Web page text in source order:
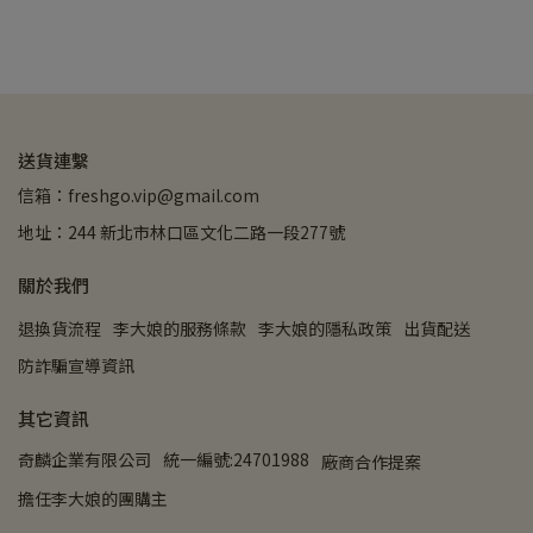
送貨連繫
信箱：freshgo.vip@gmail.com
地址：244 新北市林口區文化二路一段277號
關於我們
退換貨流程 李大娘的服務條款 李大娘的隱私政策 出貨配送
防詐騙宣導資訊
其它資訊
奇麟企業有限公司 統一編號:24701988 廠商合作提案
擔任李大娘的團購主